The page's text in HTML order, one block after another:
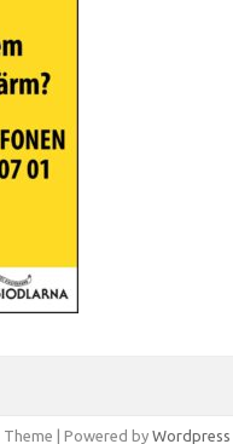
Theme | Powered by Wordpress